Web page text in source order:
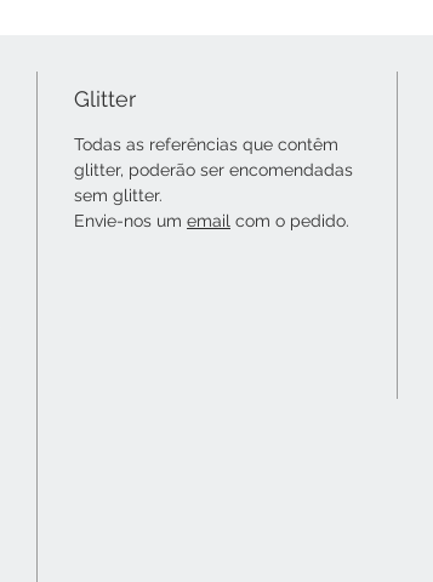
Glitter
Todas as referências que contêm
glitter, poderão ser encomendadas
sem glitter.
Envie-nos um email com o pedido.